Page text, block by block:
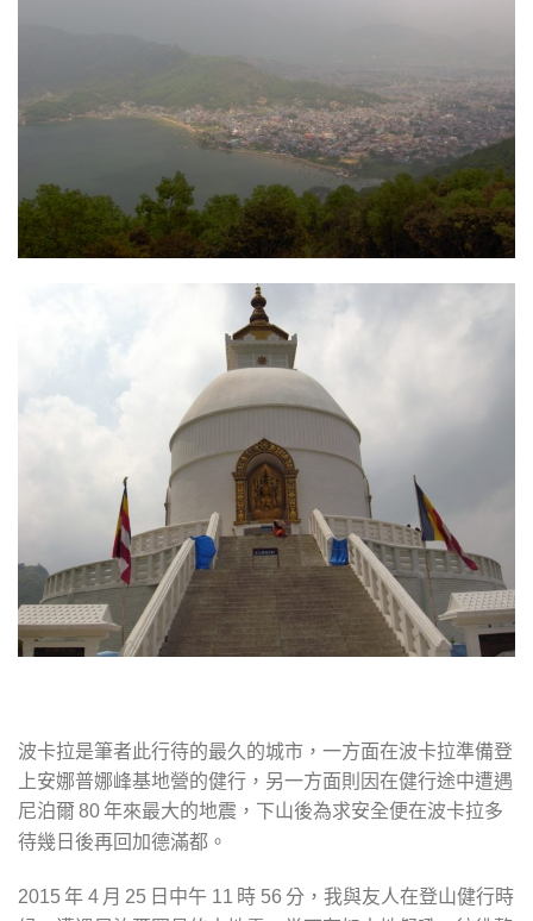
波卡拉是筆者此行待的最久的城市，一方面在波卡拉準備登
上安娜普娜峰基地營的健行，另一方面則因在健行途中遭遇
尼泊爾 80年來最大的地震，下山後為求安全便在波卡拉多
待幾日後再回加德滿都。
2015年 4 月 25 日中午 11 時 56 分，我與友人在登山健行時